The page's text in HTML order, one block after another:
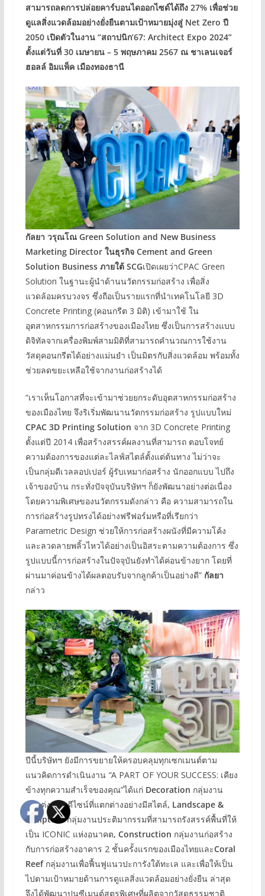
สามารถลดการปล่อยคาร์บอนไดออกไซด์ได้ถึง 27% เพื่อช่วย
ดูแลสิ่งแวดล้อมอย่างยั่งยืนตามเป้าหมายมุ่งสู่ Net Zero ปี
2050 เปิดตัวในงาน “สถาปนิก’67: Architect Expo 2024”
ตั้งแต่วันที่ 30 เมษายน – 5 พฤษภาคม 2567 ณ ชาเลนเจอร์
ฮอลล์ อิมแพ็ค เมืองทองธานี
กัลยา วรุณโณ Green Solution and New Business
Marketing Director ในธุรกิจ Cement and Green
Solution Business ภายใต้ SCGเปิดเผยว่าCPAC Green
Solution ในฐานะผู้นำด้านนวัตกรรมก่อสร้าง เพื่อสิ่ง
แวดล้อมครบวงจร ซึ่งถือเป็นรายแรกที่นำเทคโนโลยี 3D
Concrete Printing (คอนกรีต 3 มิติ) เข้ามาใช้ ใน
อุตสาหกรรมการก่อสร้างของเมืองไทย ซึ่งเป็นการสร้างแบบ
ดิจิทัลจากเครื่องพิมพ์สามมิติที่สามารถคำนวณการใช้งาน
วัสดุคอนกรีตได้อย่างแม่นยำ เป็นมิตรกับสิ่งแวดล้อม พร้อมทั้ง
ช่วยลดขยะเหลือใช้จากงานก่อสร้างได้
“เราเห็นโอกาสที่จะเข้ามาช่วยยกระดับอุตสาหกรรมก่อสร้าง
ของเมืองไทย จึงริเริ่มพัฒนานวัตกรรมก่อสร้าง รูปแบบใหม่
CPAC 3D Printing Solution จาก 3D Concrete Printing
ตั้งแต่ปี 2014 เพื่อสร้างสรรค์ผลงานที่สามารถ ตอบโจทย์
ความต้องการของแต่ละไลฟ์สไตล์ตั้งแต่ต้นทาง ไม่ว่าจะ
เป็นกลุ่มดีเวลลอปเปอร์ ผู้รับเหมาก่อสร้าง นักออกแบบ ไปถึง
เจ้าของบ้าน กระทั่งปัจจุบันบริษัทฯ ก็ยังพัฒนาอย่างต่อเนื่อง
โดยความพิเศษของนวัตกรรมดังกล่าว คือ ความสามารถใน
การก่อสร้างรูปทรงได้อย่างฟรีฟอร์มหรือที่เรียกว่า
Parametric Design ช่วยให้การก่อสร้างผนังที่มีความโค้ง
และลวดลายพลิ้วไหวได้อย่างเป็นอิสระตามความต้องการ ซึ่ง
รูปแบบนี้การก่อสร้างในปัจจุบันยังทำได้ค่อนข้างยาก โดยที่
ผ่านมาค่อนข้างได้ผลตอบรับจากลูกค้าเป็นอย่างดี” กัลยา
กล่าว
ปีนี้บริษัทฯ ยังมีการขยายให้ครอบคลุมทุกเซกเมนต์ตาม
แนวคิดการดำเนินงาน “A PART OF YOUR SUCCESS: เคียง
ข้างทุกความสำเร็จของคุณ”ได้แก่ Decoration กลุ่มงาน
ตกแต่ง ด้วยดีไซน์ที่แตกต่างอย่างมีสไตล์, Landscape &
Sculptureกลุ่มงานประติมากรรมที่สามารถรังสรรค์พื้นที่ให้
เป็น ICONIC แห่งอนาคต, Construction กลุ่มงานก่อสร้าง
กับการก่อสร้างอาคาร 2 ชั้นครั้งแรกของเมืองไทยและCoral
Reef กลุ่มงานเพื่อฟื้นฟูแนวปะการังใต้ทะเล และเพื่อให้เป็น
ไปตามเป้าหมายด้านการดูแลสิ่งแวดล้อมอย่างยั่งยืน ล่าสุด
จึงได้พัฒนาปูนซีเมนต์สูตรพิเศษที่ผลิตจากวัสดุธรรมชาติ